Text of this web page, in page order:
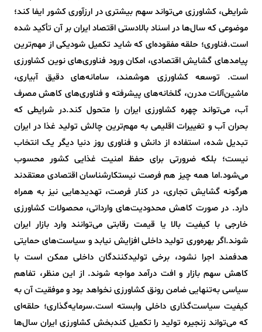
شرایطی، کشاورزی می‌تواند سهم بیشتری در ارزآوری کشور ایفا کند؛
موضوعی که سال‌ها در اسناد بالادستی اقتصاد ایران بر آن تأکید شده
است.فناوری؛ حلقه مفقوده‌ای که شاید تکمیل شودیکی از مهم‌ترین
پیامدهای گشایش اقتصادی، امکان ورود فناوری‌های نوین کشاورزی
است. توسعه کشاورزی هوشمند، سامانه‌های دقیق آبیاری،
ماشین‌آلات مدرن، گلخانه‌های پیشرفته و فناوری‌های کاهش مصرف
آب، می‌تواند چهره کشاورزی ایران را متحول کند.در شرایطی که
بحران آب و تغییرات اقلیمی به مهم‌ترین چالش تولید غذا در ایران
تبدیل شده، استفاده از دانش و فناوری روز دنیا دیگر یک انتخاب
نیست؛ بلکه ضرورتی برای حفظ امنیت غذایی کشور محسوب
می‌شود.اما همه چیز هم فرصت نیستکارشناسان اقتصادی معتقدند
هرگونه گشایش تجاری، در کنار فرصت، تهدیدهایی نیز به همراه
دارد. در صورت کاهش محدودیت‌های وارداتی، محصولات کشاورزی
خارجی با کیفیت بالا یا قیمت رقابتی می‌توانند وارد بازار ایران
شوند.اگر بهره‌وری تولید داخلی افزایش نیابد و سیاست‌های حمایتی
هدفمند اجرا نشود، برخی تولیدکنندگان داخلی ممکن است با
کاهش سهم بازار و افت درآمد مواجه شوند. از این منظر، تفاهم
سیاسی به‌تنهایی ضامن رونق کشاورزی نخواهد بود و موفقیت آن به
کیفیت سیاست‌گذاری داخلی وابسته است.سرمایه‌گذاری؛ حلقه‌ای
که می‌تواند زنجیره تولید را تکمیل کندبخش کشاورزی ایران سال‌ها